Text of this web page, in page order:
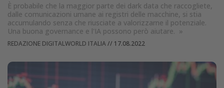
È probabile che la maggior parte dei dark data che raccogliete,
dalle comunicazioni umane ai registri delle macchine, si stia
accumulando senza che riusciate a valorizzarne il potenziale.
Una buona governance e l'IA possono però aiutare. »
REDAZIONE DIGITALWORLD ITALIA// 17.08.2022